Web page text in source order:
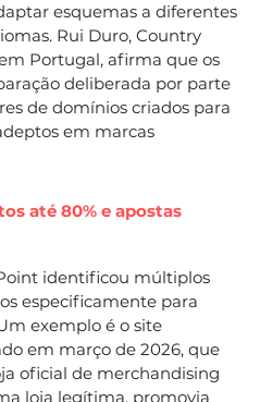
esquemas a diferentes
Rui Duro, Country
Portugal, afirma que os
deliberada por parte
de domínios criados para
em marcas
até 80% e apostas
identificou múltiplos
especificamente para
exemplo é o site
em março de 2026, que
oficial de merchandising
loja legítima, promovia